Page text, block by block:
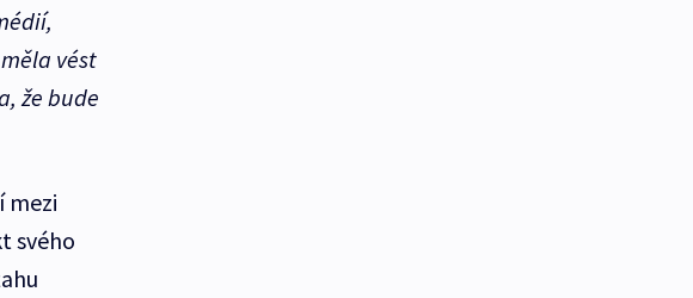
vést
že bude
mezi
svého